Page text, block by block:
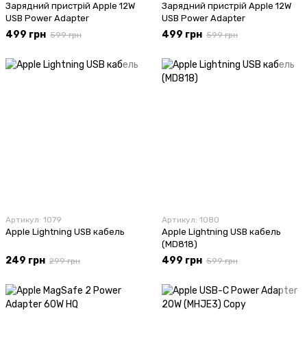
Зарядний пристрій Apple 12W
USB Power Adapter
499 грн 599 грн
Зарядний пристрій Apple 12W
USB Power Adapter
499 грн 599 грн
Артикул: 1079
Apple Lightning USB кабель
249 грн 299 грн
Артикул: 1080
Apple Lightning USB кабель
(MD818)
499 грн 599 грн